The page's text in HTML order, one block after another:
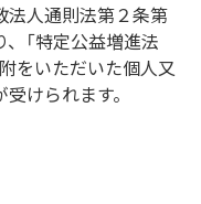
人通則法第２条第
「特定公益増進法
をいただいた個人又
けられます。